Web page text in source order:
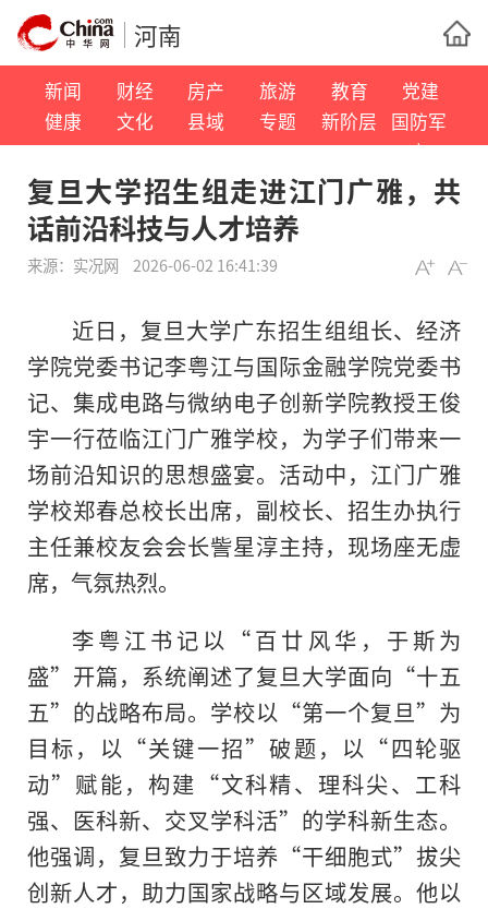
河南
新闻 财经 房产 旅游 教育
党建
健康
文化 县域 专题 新阶层
国防军
事
复旦大学招生组走进江门广雅，共
话前沿科技与人才培养
来源： 实况网 2026-06-02 16:41:39
近日，复旦大学广东招生组组长、经济
学院党委书记李粤江与国际金融学院党委书
记、集成电路与微纳电子创新学院教授王俊
宇一行莅临江门广雅学校，为学子们带来一
场前沿知识的思想盛宴。活动中，江门广雅
学校郑春总校长出席，副校长、招生办执行
主任兼校友会会长訾星淳主持，现场座无虚
席，气氛热烈。
李粤江书记以“百廿风华，于斯为
盛”开篇，系统阐述了复旦大学面向“十五
五”的战略布局。学校以“第一个复旦”为
目标，以“关键一招”破题，以“四轮驱
动”赋能，构建“文科精、理科尖、工科
强、医科新、交叉学科活”的学科新生态。
他强调，复旦致力于培养“干细胞式”拔尖
创新人才，助力国家战略与区域发展。他以